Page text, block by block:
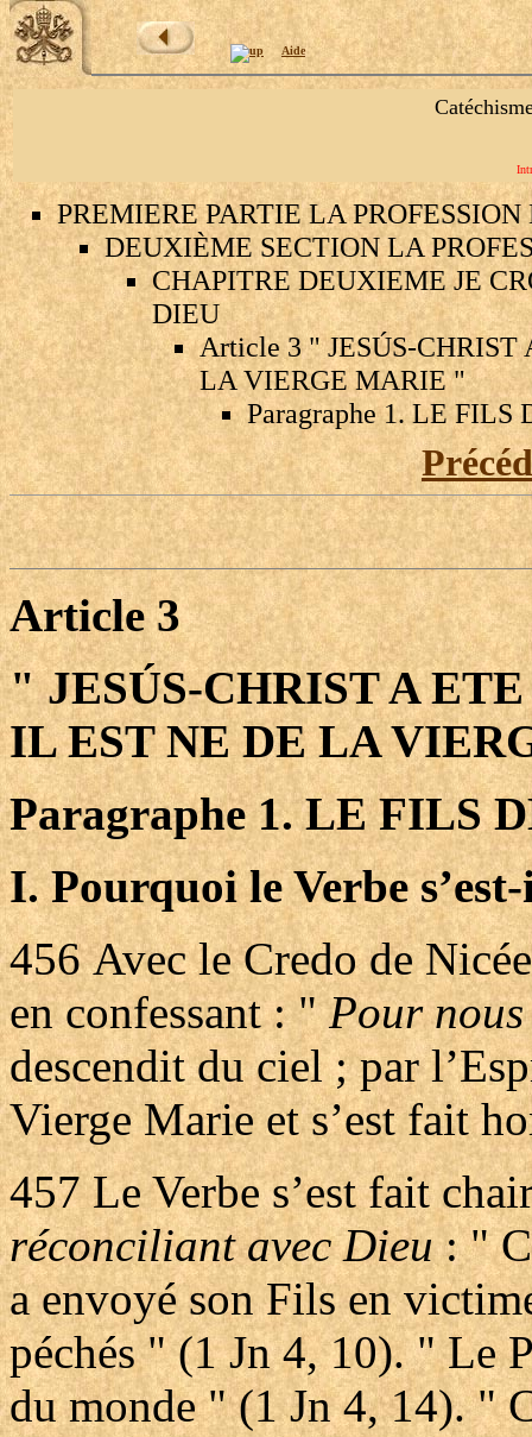
Aide
PREMIERE PARTIE LA
DEUXIÈME SECTION LA
CHAPITRE DEUXIEME JE
DIEU
Article 3 " JESÚS-CHRIST
LA VIERGE MARIE "
Paragraphe 1. LE FILS
Article 3
" JESÚS-CHRIST A
IL EST NE DE LA
Paragraphe 1. LE FILS
I. Pourquoi le Verbe
456 Avec le Credo de
en confessant : "Pour
descendit du ciel ; par
Vierge Marie et s’est fait
457 Le Verbe s’est fait
réconciliant avec Dieu: "
a envoyé son Fils en
péchés " (1 Jn 4, 10). " Le
du monde " (1 Jn 4, 14). "